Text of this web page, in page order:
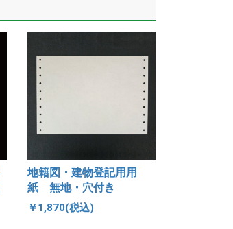
地籍図・建物登記用用
紙 無地・穴付き
￥1,870(税込)